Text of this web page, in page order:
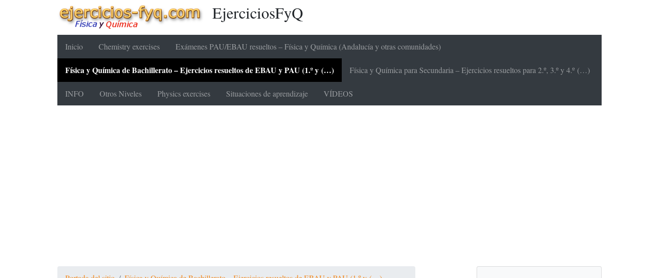
EjerciciosFyQ
Inicio Chemistry exercises Exámenes PAU/EBAU resueltos – Física y Química (Andalucía y otras comunidades)
Física y Química de Bachillerato – Ejercicios resueltos de EBAU y PAU (1.º y (…) Física y Química para Secundaria – Ejercicios resueltos para 2.º, 3.º y 4.º (…)
INFO Otros Niveles Physics exercises Situaciones de aprendizaje VÍDEOS